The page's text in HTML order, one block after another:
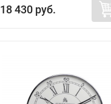
18 430 руб.